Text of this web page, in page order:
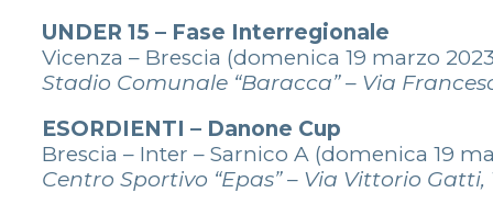
UNDER 15 – Fase Interregionale
Vicenza – Brescia (domenica 19 marzo
Stadio Comunale “Baracca” – Via
ESORDIENTI – Danone Cup
Brescia – Inter – Sarnico A (domenica 19
Centro Sportivo “Epas” – Via Vittorio Gatti,